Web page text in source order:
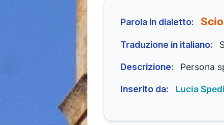
Parola in dialetto:
Traduzione in italiano:
Descrizione: Persona
Inserito da: Lucia